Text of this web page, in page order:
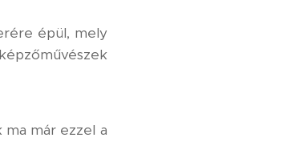
épül, mely
már ezzel a